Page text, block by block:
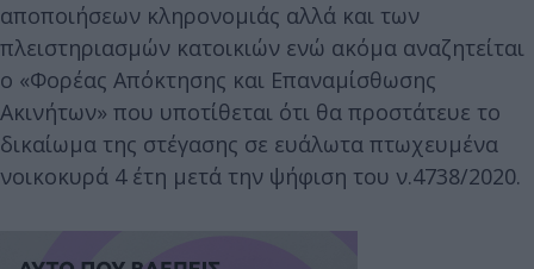
αποποιήσεων κληρονομιάς αλλά και των
πλειστηριασμών κατοικιών ενώ ακόμα αναζητείται
ο «Φορέας Απόκτησης και Επαναμίσθωσης
Ακινήτων» που υποτίθεται ότι θα προστάτευε το
δικαίωμα της στέγασης σε ευάλωτα πτωχευμένα
νοικοκυρά 4 έτη μετά την ψήφιση του ν.4738/2020.